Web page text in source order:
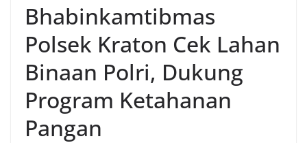
Bhabinkamtibmas
Polsek Kraton Cek Lahan
Binaan Polri, Dukung
Program Ketahanan
Pangan